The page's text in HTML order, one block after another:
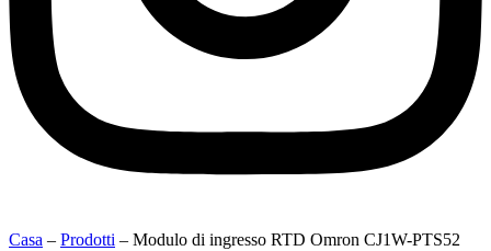
Casa – Prodotti – Modulo di ingresso RTD Omron CJ1W-PTS52